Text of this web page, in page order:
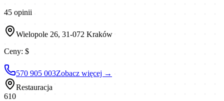
45 opinii
Wielopole 26, 31-072 Kraków
Ceny: $
570 905 003Zobacz więcej →
Restauracja
610